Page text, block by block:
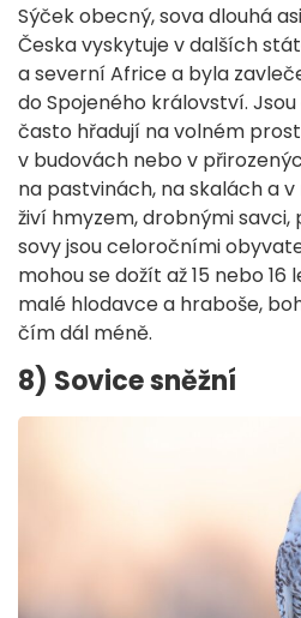
Sýček obecný, sova dlouhá
Česka vyskytuje v dalších
a severní Africe a byla
do Spojeného království.
často hřadují na volném
v budovách nebo v
na pastvinách, na skalách a
živí hmyzem, drobnými savci,
sovy jsou celoročními
mohou se dožít až 15 nebo
malé hlodavce a hraboše,
čím dál méně.
8) Sovice sněžní